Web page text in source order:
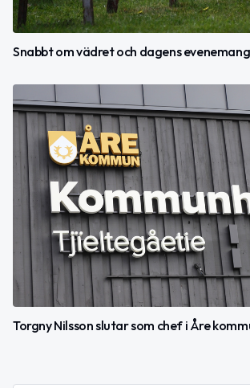
Snabbt om vädret och dagens
Torgny Nilsson slutar som chef i Åre